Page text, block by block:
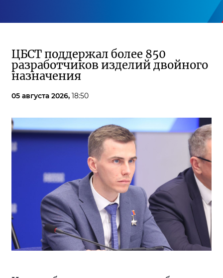
ЦБСТ поддержал более 850
разработчиков изделий двойного
назначения
05 августа 2026, 18:50